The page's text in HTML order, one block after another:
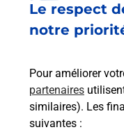
Le respect
notre
Pour améliorer
partenaires
similaires). Les
suivantes :
Boîte aux
8 Place De La
70200 Lomont
Le lien s'ouvre dans un